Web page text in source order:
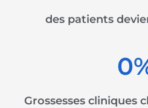
des patients
Grossesses cliniques
0